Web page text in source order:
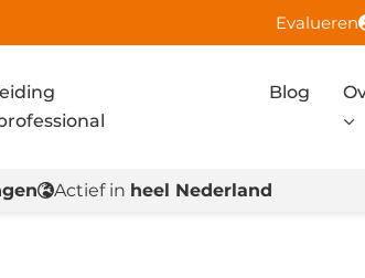
Evalueren
Blog
Actief in heel Nederland